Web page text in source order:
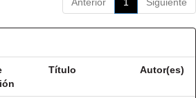
Título Autor(es)